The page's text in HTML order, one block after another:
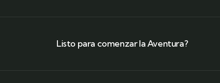
Listo para comenzar la Aventura?